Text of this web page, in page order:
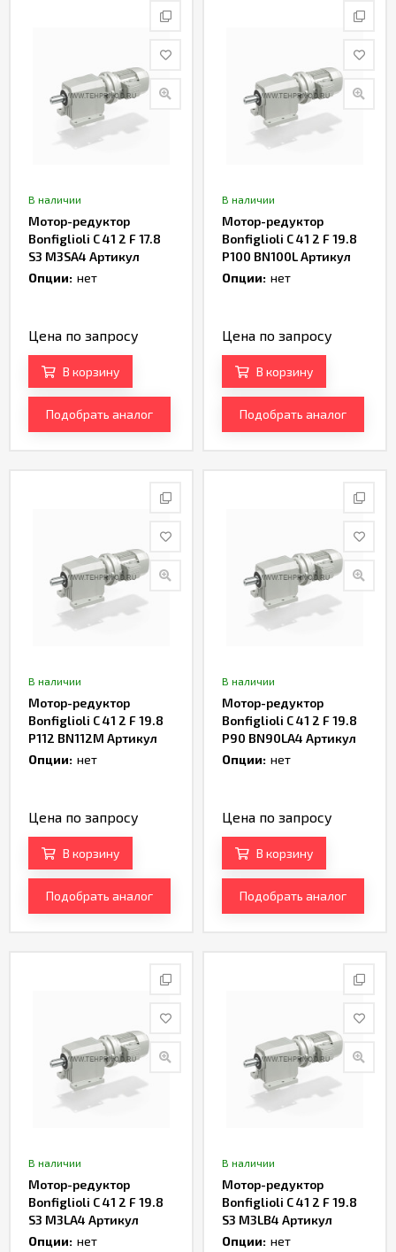
В наличии
Мотор-редуктор
Bonfiglioli C 41 2 F 17.8
S3 M3SA4 Артикул
TH161982
Опции: нет
Цена по запросу
В корзину
Подобрать аналог
В наличии
Мотор-редуктор
Bonfiglioli C 41 2 F 19.8
P100 BN100L Артикул
TH165972
Опции: нет
Цена по запросу
В корзину
Подобрать аналог
В наличии
Мотор-редуктор
Bonfiglioli C 41 2 F 19.8
P112 BN112M Артикул
TH167490
Опции: нет
Цена по запросу
В корзину
Подобрать аналог
В наличии
Мотор-редуктор
Bonfiglioli C 41 2 F 19.8
P90 BN90LA4 Артикул
TH162972
Опции: нет
Цена по запросу
В корзину
Подобрать аналог
В наличии
Мотор-редуктор
Bonfiglioli C 41 2 F 19.8
S3 M3LA4 Артикул
TH163944
Опции: нет
В наличии
Мотор-редуктор
Bonfiglioli C 41 2 F 19.8
S3 M3LB4 Артикул
TH165090
Опции: нет